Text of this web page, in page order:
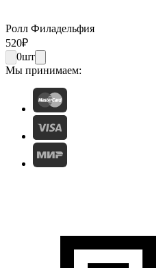
Ролл Филадельфия
520₽
0шт
Мы принимаем: